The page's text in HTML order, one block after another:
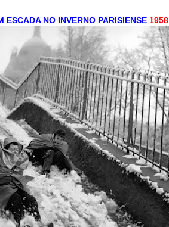
ESCADA NO INVERNO PARISIENSE 1958